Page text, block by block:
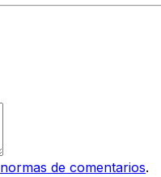
normas de comentarios.